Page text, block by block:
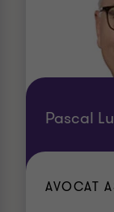
Pascal
AVOCAT